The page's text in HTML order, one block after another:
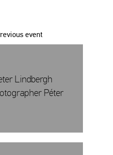
event
Lindbergh
Péter